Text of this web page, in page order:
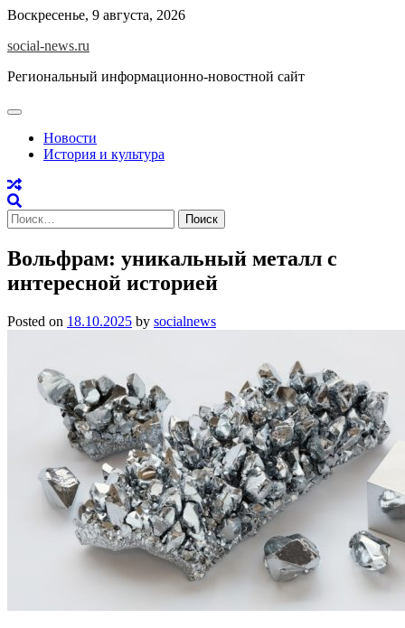
Skip
content
Воскресенье, 9 августа, 2026
social-news.ru
Региональный информационно-новостной сайт
Новости
История и культура
Найти:
Вольфрам: уникальный металл с
интересной историей
Posted on 18.10.2025 by socialnews